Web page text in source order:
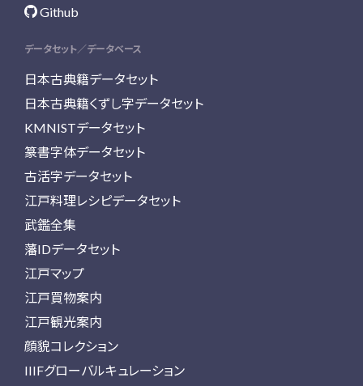
Github
データセット／データベース
日本古典籍データセット
日本古典籍くずし字データセット
KMNISTデータセット
篆書字体データセット
古活字データセット
江戸料理レシピデータセット
武鑑全集
藩IDデータセット
江戸マップ
江戸買物案内
江戸観光案内
顔貌コレクション
IIIFグローバルキュレーション